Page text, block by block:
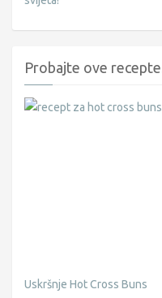
Probajte ove
Uskršnje Hot Cross Buns